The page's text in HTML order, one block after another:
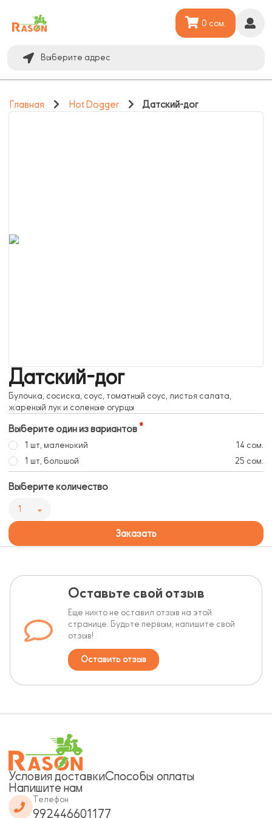
Выберите адрес
0 сом.
Главная Hot Dogger Датский-дог
Датский-дог
Булочка, сосиска, соус, томатный соус, листья салата,
жареный лук и соленые огурцы
Выберите один из вариантов
1 шт, маленький
14 сом.
1 шт, большой
25 сом.
Выберите количество
1
Заказать
Оставьте свой отзыв
Еще никто не оставил отзыв на этой
странице. Будьте первым, напишите свой
отзыв!
Оставить отзыв
Условия доставкиСпособы оплаты
Напишите нам
Телефон
992446601177